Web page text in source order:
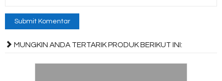
MUNGKIN ANDA TERTARIK PRODUK BERIKUT INI: